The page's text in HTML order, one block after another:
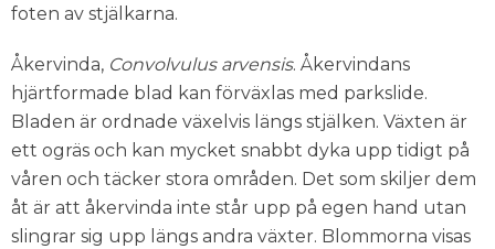
foten av stjälkarna.
Åkervinda, Convolvulus arvensis. Åkervindans
hjärtformade blad kan förväxlas med parkslide.
Bladen är ordnade växelvis längs stjälken. Växten är
ett ogräs och kan mycket snabbt dyka upp tidigt på
våren och täcker stora områden. Det som skiljer dem
åt är att åkervinda inte står upp på egen hand utan
slingrar sig upp längs andra växter. Blommorna visas